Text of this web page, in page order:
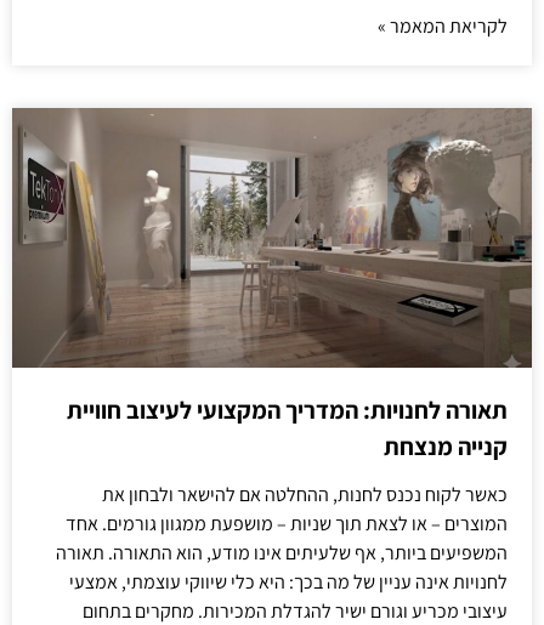
לקריאת המאמר »
תאורה לחנויות: המדריך המקצועי לעיצוב חוויית
קנייה מנצחת
כאשר לקוח נכנס לחנות, ההחלטה אם להישאר ולבחון את
המוצרים – או לצאת תוך שניות – מושפעת ממגוון גורמים. אחד
המשפיעים ביותר, אף שלעיתים אינו מודע, הוא התאורה. תאורה
לחנויות אינה עניין של מה בכך: היא כלי שיווקי עוצמתי, אמצעי
עיצובי מכריע וגורם ישיר להגדלת המכירות. מחקרים בתחום